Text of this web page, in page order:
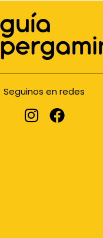
Seguinos en redes